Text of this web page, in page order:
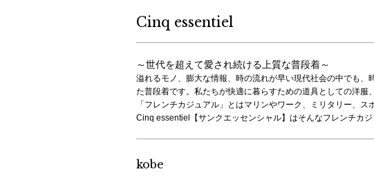
Cinq essentiel
～世代を超えて愛され続ける上質な普段着～
溢れるモノ、膨大な情報、時の流れが早い現代社会の中でも
た普段着です。私たちが快適に暮らすための道具としての洋服
「フレンチカジュアル」とはマリンやワーク、ミリタリー、
Cinq essentiel【サンクエッセンシャル】はそんなフレンチカ
kobe